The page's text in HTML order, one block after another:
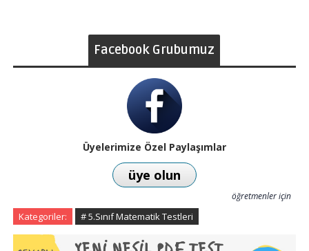
Facebook Grubumuz
Üyelerimize Özel Paylaşımlar
üye olun
öğretmenler için
Kategoriler: # 5.Sınıf Matematik Testleri